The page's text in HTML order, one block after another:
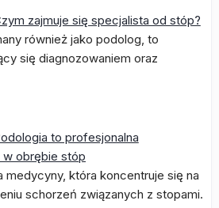
zajmuje się specjalista od stóp?
również jako podolog, to
się diagnozowaniem oraz
to profesjonalna
obrębie stóp
medycyny, która koncentruje się na
schorzeń związanych z stopami.